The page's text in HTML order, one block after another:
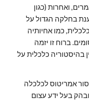
ואחרות (כגון
בחלקה הגדול על
כמו אחיותיה
ברוח זו יזמה
בהיסטוריה כלכלית על
היה פרופסור אמריטוס לכלכלה
בעל ידע עצום